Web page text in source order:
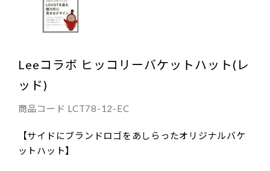
Leeコラボ ヒッコリーバケットハット(レ
ッド)
商品コード LCT78-12-EC
【サイドにブランドロゴをあしらったオリジナルバケ
ットハット】